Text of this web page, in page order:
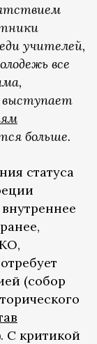
учителей,
все
выступает
больше.
статуса
внутреннее
(собор
С критикой